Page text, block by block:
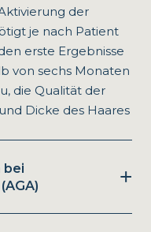
der
je nach Patient
erste Ergebnisse
von sechs Monaten
die Qualität der
Dicke des Haares
bei